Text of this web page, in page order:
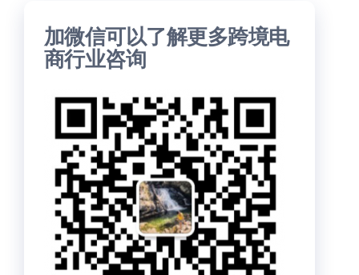
加微信可以了解更多跨境电
商行业咨询